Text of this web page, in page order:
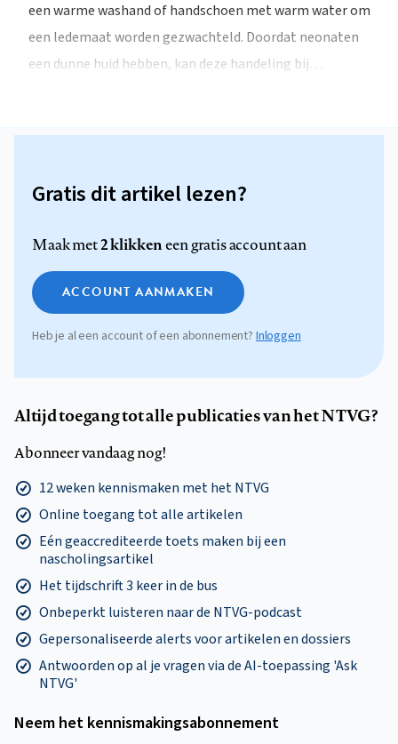
een warme washand of handschoen met warm water om
een ledemaat worden gezwachteld. Doordat neonaten
een dunne huid hebben, kan deze handeling bij…
Gratis dit artikel lezen?
Maak met2 klikkeneen gratis account aan
ACCOUNT AANMAKEN
Heb je al een account of een abonnement? Inloggen
Altijd toegang tot alle publicaties van het NTVG?
Abonneer vandaag nog!
12 weken kennismaken met het NTVG
Online toegang tot alle artikelen
Eén geaccrediteerde toets maken bij een
nascholingsartikel
Het tijdschrift 3 keer in de bus
Onbeperkt luisteren naar de NTVG-podcast
Gepersonaliseerde alerts voor artikelen en dossiers
Antwoorden op al je vragen via de AI-toepassing 'Ask
NTVG'
Neem het kennismakings­abonnement